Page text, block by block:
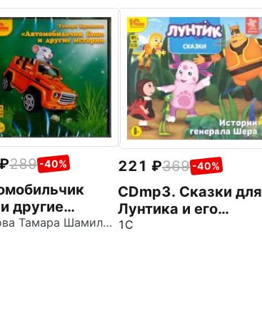
289 -40%
другие
Сказки
Крюкова Тамара Шамильевна
221 369 -40%
СDmp3. Сказки для
Лунтика и его
друзей
1С